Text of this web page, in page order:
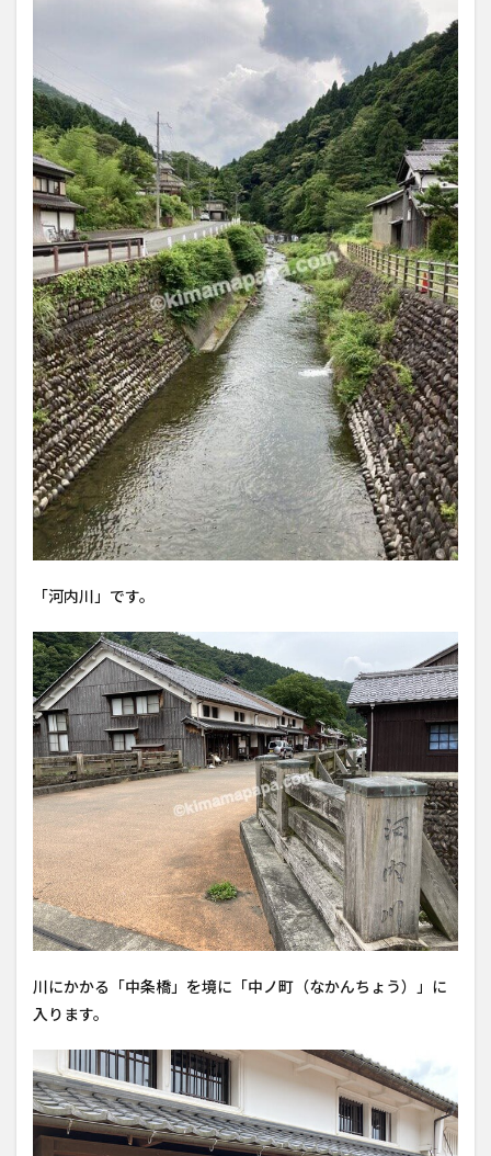
「河内川」です。
川にかかる「中条橋」を境に「中ノ町（なかんちょう）」に
入ります。